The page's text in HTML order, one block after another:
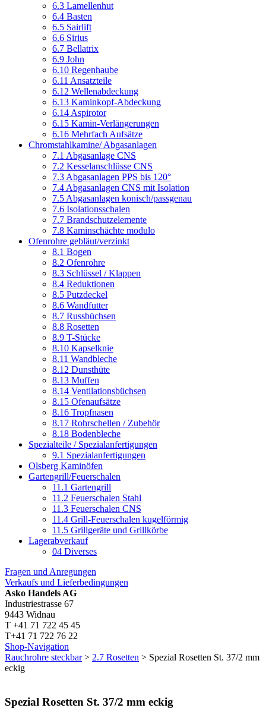
6.3 Lamellenhut
6.4 Basten
6.5 Sairlift
6.6 Sirius
6.7 Bellatrix
6.9 John
6.10 Regenhaube
6.11 Ansatzteile
6.12 Wellenabdeckung
6.13 Kaminkopf-Abdeckung
6.14 Aspirotor
6.15 Kamin-Verlängerungen
6.16 Mehrfach Aufsätze
Chromstahlkamine/ Abgasanlagen
7.1 Abgasanlage CNS
7.2 Kesselanschlüsse CNS
7.3 Abgasanlagen PPS bis 120°
7.4 Abgasanlagen CNS mit Isolation
7.5 Abgasanlagen konisch/passgenau
7.6 Isolationsschalen
7.7 Brandschutzelemente
7.8 Kaminschächte modulo
Ofenrohre gebläut/verzinkt
8.1 Bogen
8.2 Ofenrohre
8.3 Schlüssel / Klappen
8.4 Reduktionen
8.5 Putzdeckel
8.6 Wandfutter
8.7 Russbüchsen
8.8 Rosetten
8.9 T-Stücke
8.10 Kapselknie
8.11 Wandbleche
8.12 Dunsthüte
8.13 Muffen
8.14 Ventilationsbüchsen
8.15 Ofenaufsätze
8.16 Tropfnasen
8.17 Rohrschellen / Zubehör
8.18 Bodenbleche
Spezialteile / Spezialanfertigungen
9.1 Spezialanfertigungen
Olsberg Kaminöfen
Gartengrill/Feuerschalen
11.1 Gartengrill
11.2 Feuerschalen Stahl
11.3 Feuerschalen CNS
11.4 Grill-Feuerschalen kugelförmig
11.5 Grillgeräte und Grillkörbe
Lagerabverkauf
04 Diverses
Fragen und Anregungen
Verkaufs und Lieferbedingungen
Asko Handels AG
Industriestrasse 67
9443 Widnau
T +41 71 722 45 45
T+41 71 722 76 22
Shop-Navigation
Rauchrohre steckbar> 2.7 Rosetten > Spezial Rosetten St. 37/2 mm
eckig
Spezial Rosetten St. 37/2 mm eckig